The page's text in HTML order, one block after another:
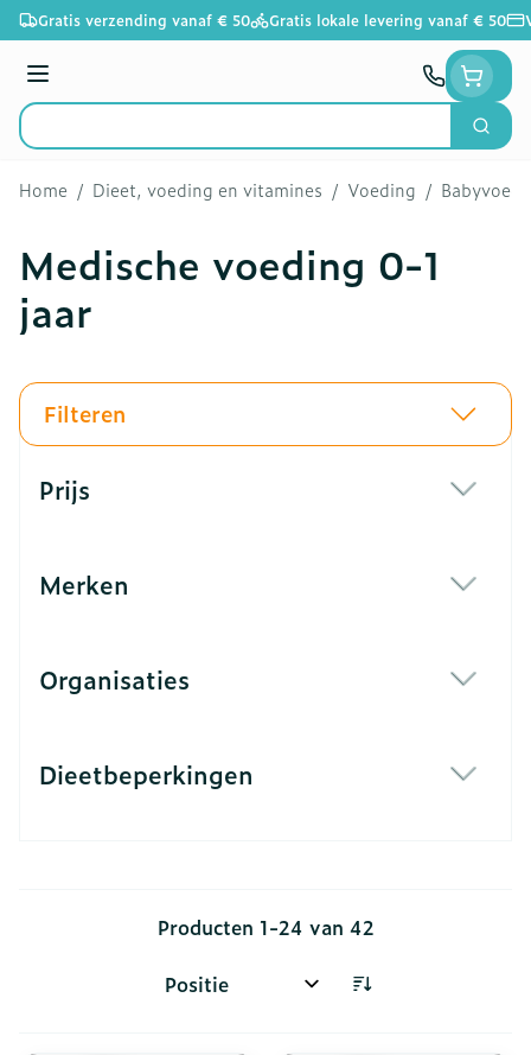
Ga naar de inhoud
Gratis verzending vanaf € 50 Gratis lokale levering vanaf € 50
Menu
Product, merk, categorie...
Zoek
Home / Dieet, voeding en vitamines / Voeding /
Medische voeding 0-1
jaar
Filteren
Prijs
Merken
Organisaties
Dieetbeperkingen
Producten 1-24 van 42
Sorteer op: